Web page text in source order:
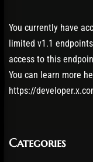
You currently have
limited v1.1
access to this
You can learn more
https://
Categories